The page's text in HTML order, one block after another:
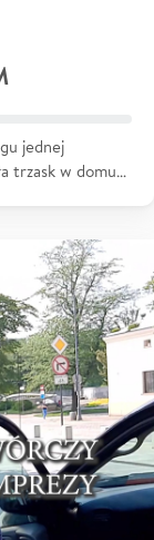
jednej
trzask w domu…